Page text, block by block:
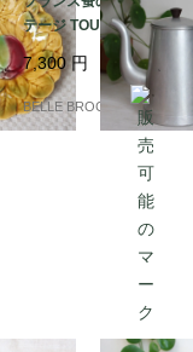
テージ TOURNUS アル
ミ コーヒーポット 持ち
手ベークライト｜フラ
ンス発送（到着まで2-3
週間）
7,300円
BELLE BROCANTE